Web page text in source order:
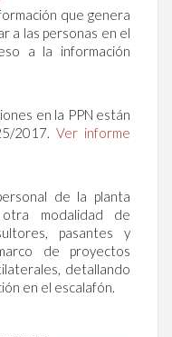
que genera
a las personas en el
a la información
en la PPN están
2017. Ver informe
de la planta
modalidad de
pasantes y
de proyectos
detallando
en el escalafón.